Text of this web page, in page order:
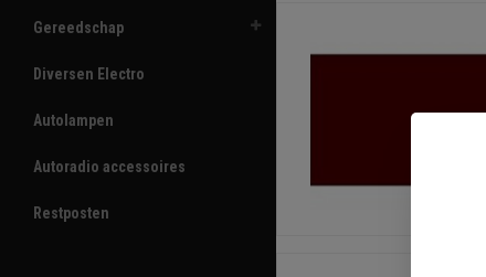
Gereedschap
Diversen Electro
Autolampen
Autoradio accessoires
Restposten